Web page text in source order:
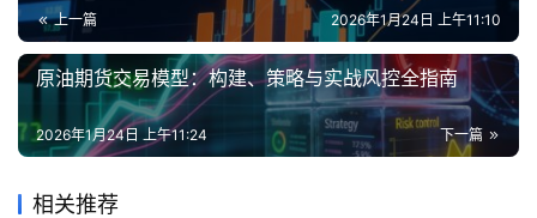
上一篇 2026年1月24日 上午11:10
原油期货交易模型：构建、策略与实战风控全指南
下一篇
2026年1月24日 上午11:24
相关推荐